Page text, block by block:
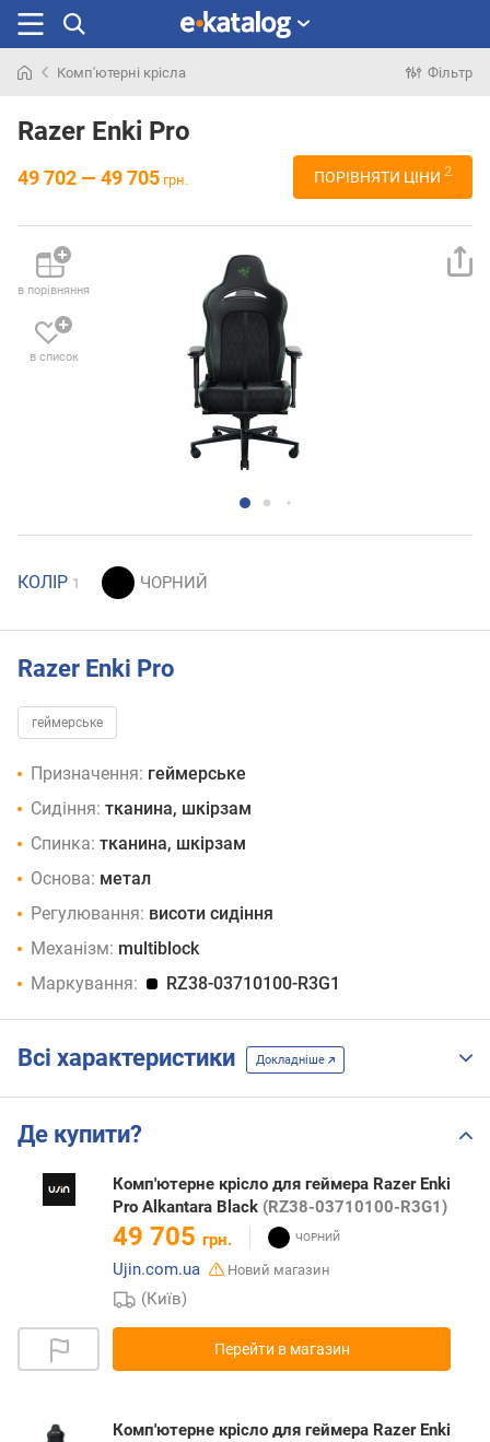
раніше
Комп'ютерні крісла Фільтр
Razer Enki Pro
49 702 — 49 705 грн. ПОРІВНЯТИ ЦІНИ 2
в порівняння
в список
КОЛІР 1
Razer Enki Pro
геймерське
Призначення: геймерське
Сидіння: тканина, шкірзам
Спинка: тканина, шкірзам
Основа: метал
Регулювання: висоти сидіння
Механізм: multiblock
Маркування:
RZ38-03710100-R3G1
Всі характеристики Докладніше
Де купити?
Комп'ютерне крісло для геймера Razer Enki
Pro Alkantara Black (RZ38-03710100-R3G1)
49 705 грн.
Ujin.com.ua
Новий магазин
(Київ)
Перейти в магазин
Комп'ютерне крісло для геймера Razer Enki